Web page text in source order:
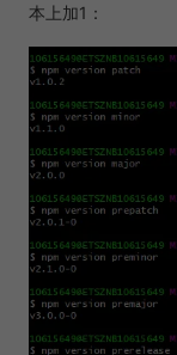
本上加1：